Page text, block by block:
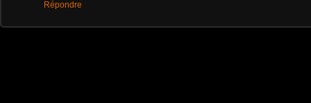
Répondre